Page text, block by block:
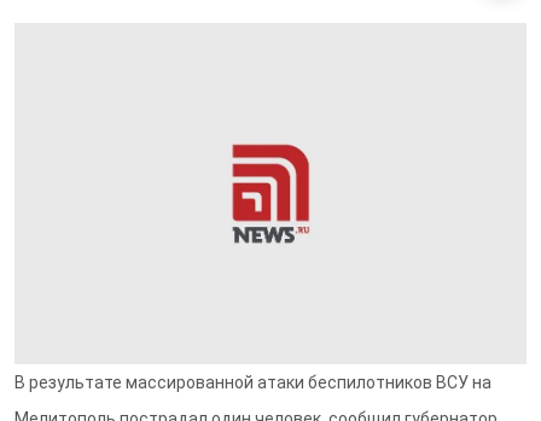
В результате массированной атаки беспилотников ВСУ на